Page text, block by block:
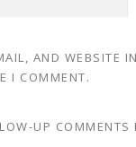
AND WEBSITE
I COMMENT.
UP COMMENTS